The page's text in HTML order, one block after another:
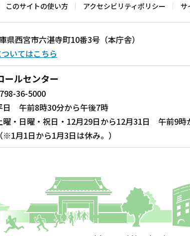
このサイトの使い方 アクセシビリティポリシー サ
西宮市六湛寺町10番3号（本庁舎）
いてはこちら
ールセンター
36-5000
日 午前8時30分から午後7時
曜・日曜・祝日・12月29日から12月31日 午前9時
（※1月1日から1月3日は休み。）